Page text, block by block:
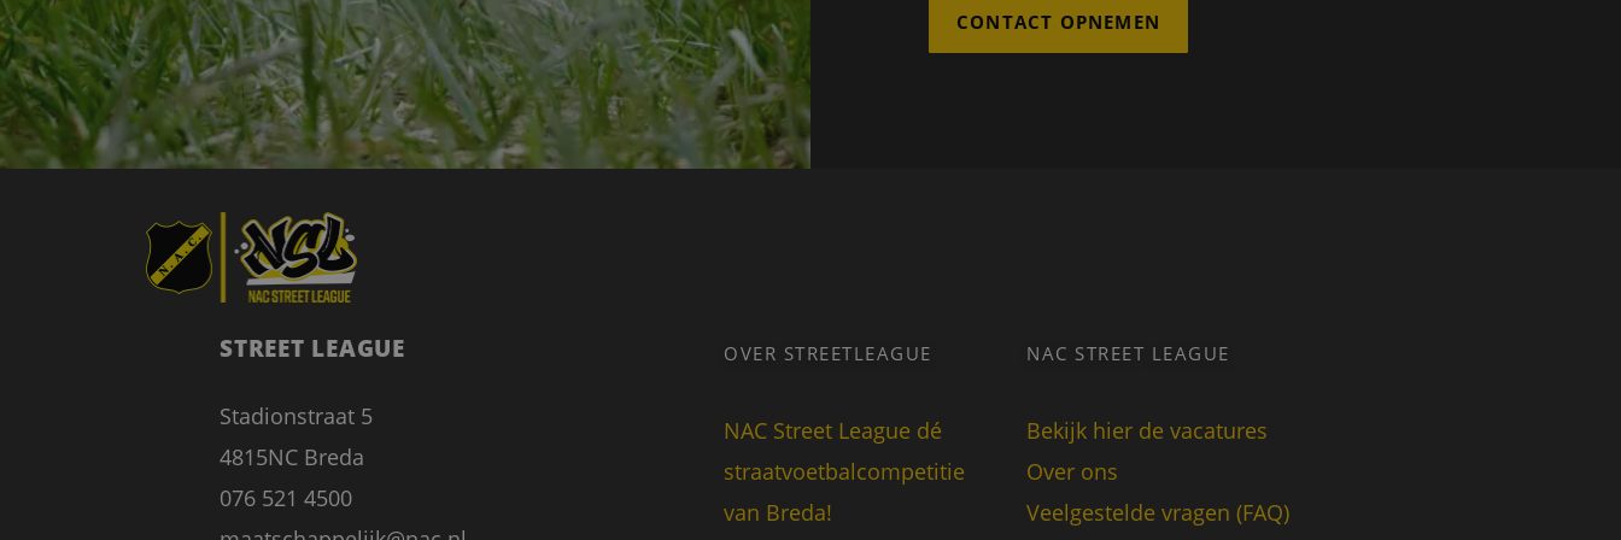
CONTACT OPNEMEN
STREET LEAGUE
Stadionstraat 5
4815NC Breda
076 521 4500
OVER STREETLEAGUE
NAC Street League dé
straatvoetbalcompetitie
van Breda!
NAC STREET LEAGUE
Bekijk hier de vacatures
Over ons
Veelgestelde vragen (FAQ)